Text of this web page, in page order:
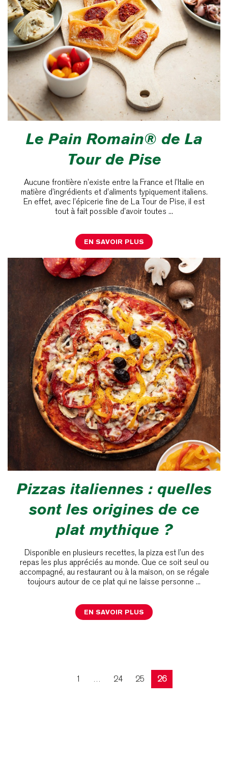
Le Pain Romain® de La
Tour de Pise
Aucune frontière n’existe entre la France et l’Italie en
matière d’ingrédients et d’aliments typiquement italiens.
En effet, avec l’épicerie fine de La Tour de Pise, il est
tout à fait possible d’avoir toutes ...
EN SAVOIR PLUS
Pizzas italiennes : quelles
sont les origines de ce
plat mythique ?
Disponible en plusieurs recettes, la pizza est l’un des
repas les plus appréciés au monde. Que ce soit seul ou
accompagné, au restaurant ou à la maison, on se régale
toujours autour de ce plat qui ne laisse personne ...
EN SAVOIR PLUS
1 … 24 25 26